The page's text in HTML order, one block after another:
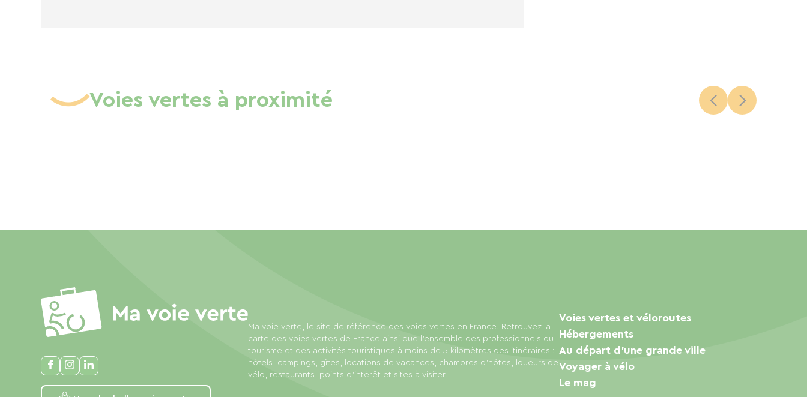
Voies vertes à proximité
Ma voie verte, le site de référence des voies vertes en France. Retrouvez la
carte des voies vertes de France ainsi que l'ensemble des professionnels du
tourisme et des activités touristiques à moins de 5 kilomètres des itinéraires :
hôtels, campings, gîtes, locations de vacances, chambres d'hôtes, loueurs de
vélo, restaurants, points d'intérêt et sites à visiter.
Voies vertes et véloroutes
Hébergements
Au départ d'une grande ville
Voyager à vélo
Le mag